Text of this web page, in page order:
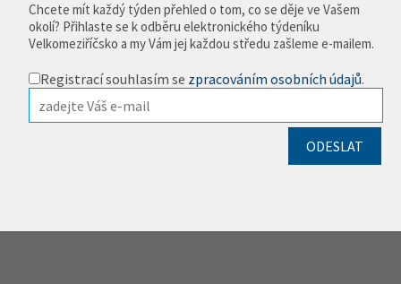
Chcete mít každý týden přehled o tom, co se děje ve Vašem
okolí? Přihlaste se k odběru elektronického týdeníku
Velkomeziříčsko a my Vám jej každou středu zašleme e-mailem.
Registrací souhlasím se zpracováním osobních údajů.